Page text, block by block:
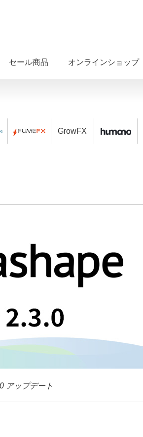
セール商品 オンラインショップ
GrowFX
アップデート